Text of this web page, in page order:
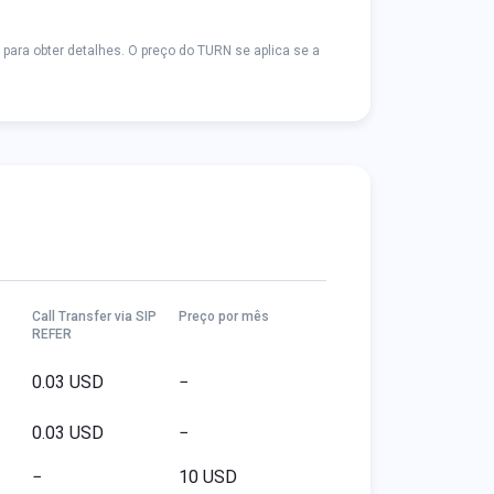
obter detalhes. O preço do TURN se aplica se a
Call Transfer via SIP
REFER
Preço por mês
0.03 USD −
0.03 USD −
− 10 USD